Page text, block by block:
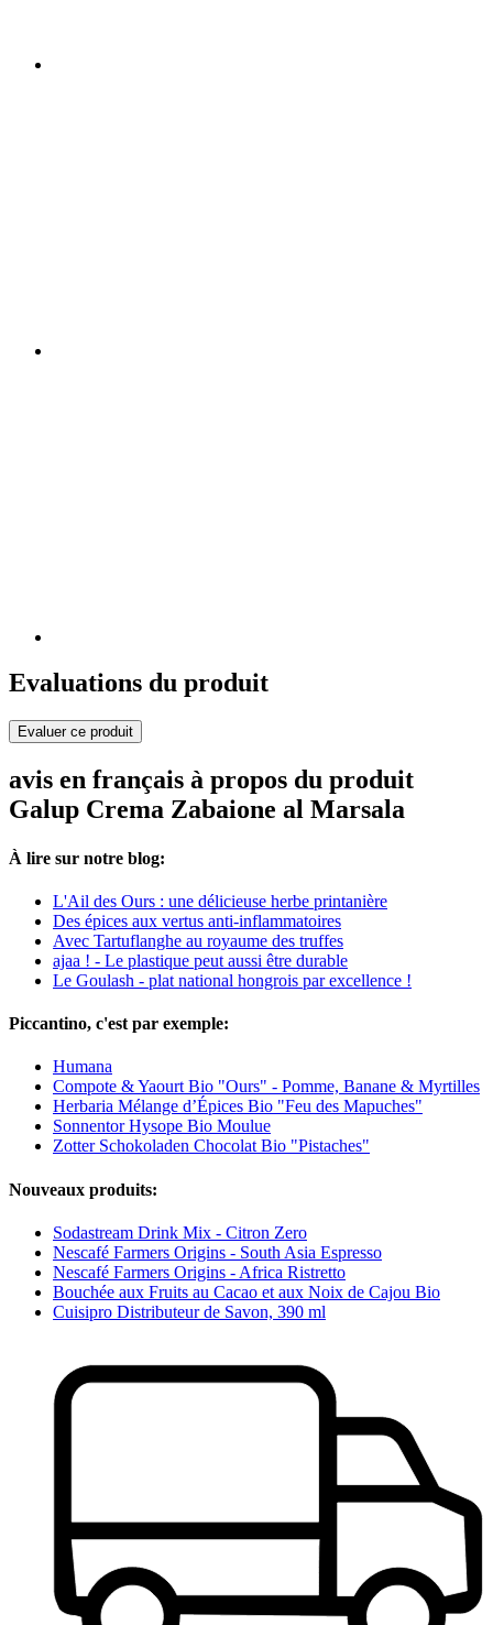
Evaluations du produit
Evaluer ce produit
avis en français à propos du produit
Galup Crema Zabaione al Marsala
À lire sur notre blog:
L'Ail des Ours : une délicieuse herbe printanière
Des épices aux vertus anti-inflammatoires
Avec Tartuflanghe au royaume des truffes
ajaa ! - Le plastique peut aussi être durable
Le Goulash - plat national hongrois par excellence !
Piccantino, c'est par exemple:
Humana
Compote & Yaourt Bio "Ours" - Pomme, Banane & Myrtilles
Herbaria Mélange d’Épices Bio "Feu des Mapuches"
Sonnentor Hysope Bio Moulue
Zotter Schokoladen Chocolat Bio "Pistaches"
Nouveaux produits:
Sodastream Drink Mix - Citron Zero
Nescafé Farmers Origins - South Asia Espresso
Nescafé Farmers Origins - Africa Ristretto
Bouchée aux Fruits au Cacao et aux Noix de Cajou Bio
Cuisipro Distributeur de Savon, 390 ml